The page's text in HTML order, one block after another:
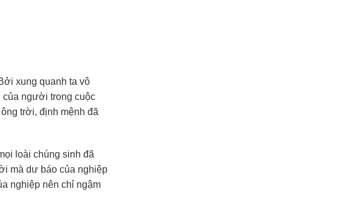
xung quanh ta vô
người trong cuộc
trời, định mệnh đã
loài chúng sinh đã
mà dư báo của nghiệp
nghiệp nên chỉ ngậm